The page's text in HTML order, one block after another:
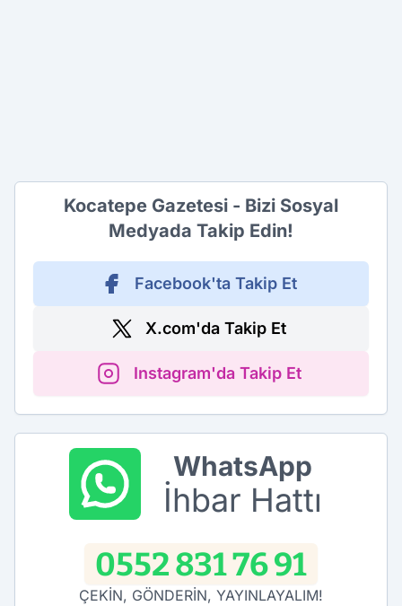
Kocatepe Gazetesi - Bizi Sosyal
Medyada Takip Edin!
Facebook'ta Takip Et
X.com'da Takip Et
Instagram'da Takip Et
WhatsApp
İhbar Hattı
0552 831 76 91
ÇEKİN, GÖNDERİN, YAYINLAYALIM!